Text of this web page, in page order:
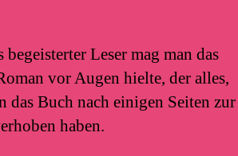
Leser mag man das
vor Augen hielte, der alles,
Buch nach einigen Seiten zur
haben.